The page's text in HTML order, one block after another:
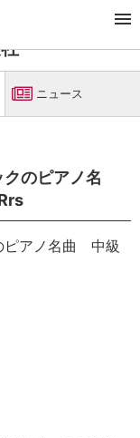
ニュース
のピアノ名
ピアノ名曲 中級